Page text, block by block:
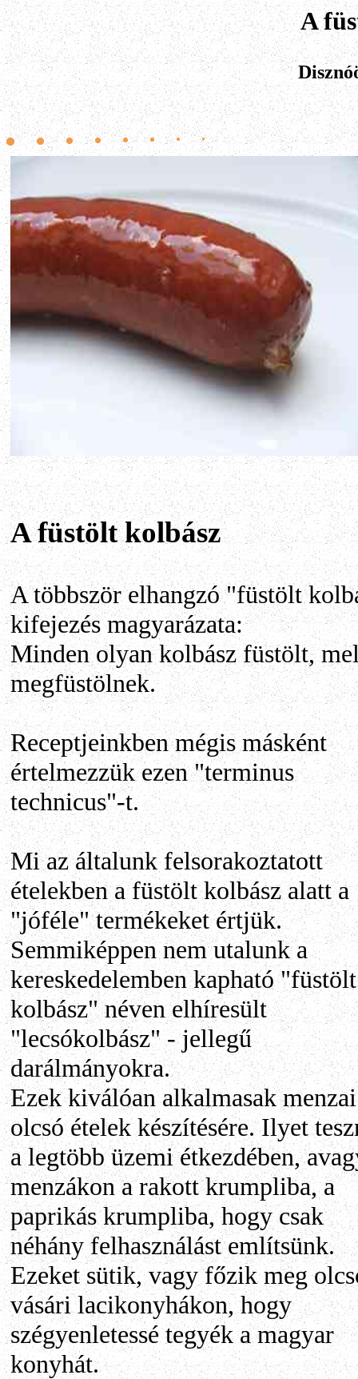
A
A füstölt kolbász
A többször elhangzó "füstölt
kifejezés magyarázata:
Minden olyan kolbász füstölt,
megfüstölnek.
Receptjeinkben mégis másként
értelmezzük ezen "terminus
technicus"-t.
Mi az általunk felsorakoztatott
ételekben a füstölt kolbász alatt a
"jóféle" termékeket értjük.
Semmiképpen nem utalunk a
kereskedelemben kapható "füstölt
kolbász" néven elhíresült
"lecsókolbász" - jellegű
darálmányokra.
Ezek kiválóan alkalmasak menzai
olcsó ételek készítésére. Ilyet
a legtöbb üzemi étkezdében,
menzákon a rakott krumpliba, a
paprikás krumpliba, hogy csak
néhány felhasználást említsünk.
Ezeket sütik, vagy főzik meg
vásári lacikonyhákon, hogy
szégyenletessé tegyék a magyar
konyhát.